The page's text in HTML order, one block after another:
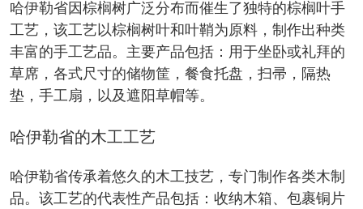
哈伊勒省因棕榈树广泛分布而催生了独特的棕榈叶手
工艺，该工艺以棕榈树叶和叶鞘为原料，制作出种类
丰富的手工艺品。主要产品包括：用于坐卧或礼拜的
草席，各式尺寸的储物筐，餐食托盘，扫帚，隔热
垫，手工扇，以及遮阳草帽等。
哈伊勒省的木工工艺
哈伊勒省传承着悠久的木工技艺，专门制作各类木制
品。该工艺的代表性产品包括：收纳木箱、包裹铜片